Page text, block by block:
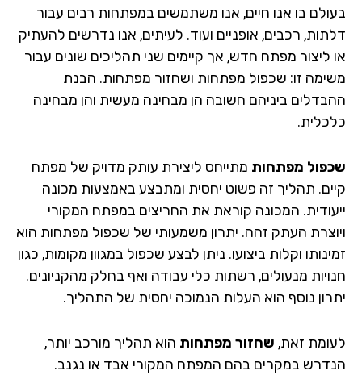
בו אנו חיים, אנו משתמשים במפתחות רבים עבור
רכבים, אופניים ועוד. לעיתים, אנו נדרשים להעתיק
ליצור מפתח חדש, אך קיימים שני תהליכים שונים עבור
זו: שכפול מפתחות ושחזור מפתחות. הבנת
ביניהם חשובה הן מבחינה מעשית והן מבחינה
מפתחותמתייחס ליצירת עותק מדויק של מפתח
תהליך זה פשוט יחסית ומתבצע באמצעות מכונה
המכונה קוראת את החריצים במפתח המקורי
העתק זהה. יתרון משמעותי של שכפול מפתחות הוא
וקלות ביצועו. ניתן לבצע שכפול במגוון מקומות, כגון
מנעולים, רשתות כלי עבודה ואף בחלק מהקניונים.
נוסף הוא העלות הנמוכה יחסית של התהליך.
זאת,שחזור מפתחותהוא תהליך מורכב יותר,
במקרים בהם המפתח המקורי אבד או נגנב.